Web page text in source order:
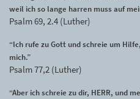
weil ich so lange harren muss auf
Psalm 69, 2.4 (Luther)
“Ich rufe zu Gott und schreie um
mich.”
Psalm 77,2 (Luther)
“Aber ich schreie zu dir, HERR, und